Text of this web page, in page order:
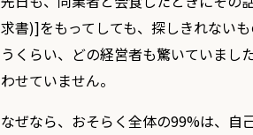
求書)]をもってしても、探しきれない
うくらい、どの経営者も驚いていまし
わせていません。
なぜなら、おそらく全体の99%は、自